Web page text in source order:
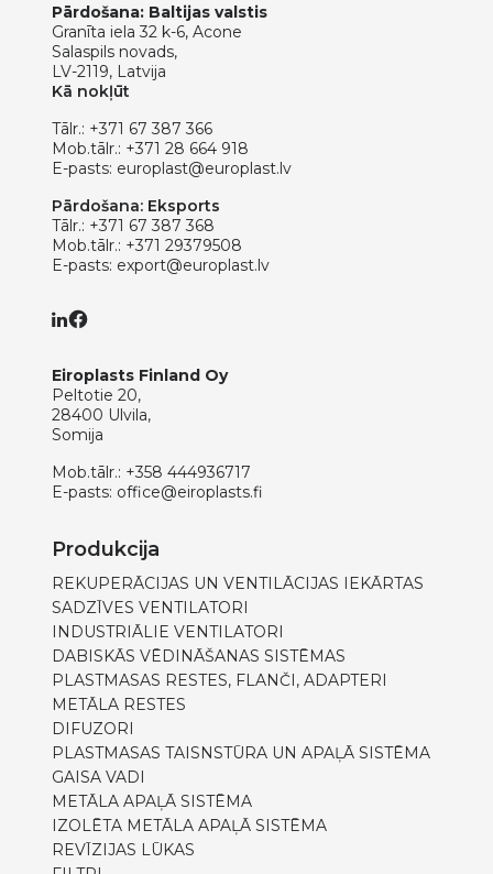
Pārdošana: Baltijas valstis
Granīta iela 32 k-6, Acone
Salaspils novads,
LV-2119, Latvija
Kā nokļūt
Tālr.: +371 67 387 366
Mob.tālr.: +371 28 664 918
E-pasts: europlast@europlast.lv
Pārdošana: Eksports
Tālr.: +371 67 387 368
Mob.tālr.: +371 29379508
E-pasts: export@europlast.lv
Eiroplasts Finland Oy
Peltotie 20,
28400 Ulvila,
Somija
Mob.tālr.: +358 444936717
E-pasts: office@eiroplasts.fi
Produkcija
REKUPERĀCIJAS UN VENTILĀCIJAS IEKĀRTAS
SADZĪVES VENTILATORI
INDUSTRIĀLIE VENTILATORI
DABISKĀS VĒDINĀŠANAS SISTĒMAS
PLASTMASAS RESTES, FLANČI, ADAPTERI
METĀLA RESTES
DIFUZORI
PLASTMASAS TAISNSTŪRA UN APAĻĀ SISTĒMA
GAISA VADI
METĀLA APAĻĀ SISTĒMA
IZOLĒTA METĀLA APAĻĀ SISTĒMA
REVĪZIJAS LŪKAS